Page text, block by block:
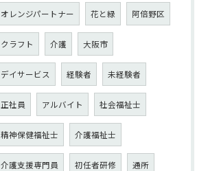
オレンジパートナー 花と緑 阿倍野区
クラフト 介護 大阪市
デイサービス 経験者 未経験者
正社員 アルバイト 社会福祉士
精神保健福祉士 介護福祉士
介護支援専門員 初任者研修 通所